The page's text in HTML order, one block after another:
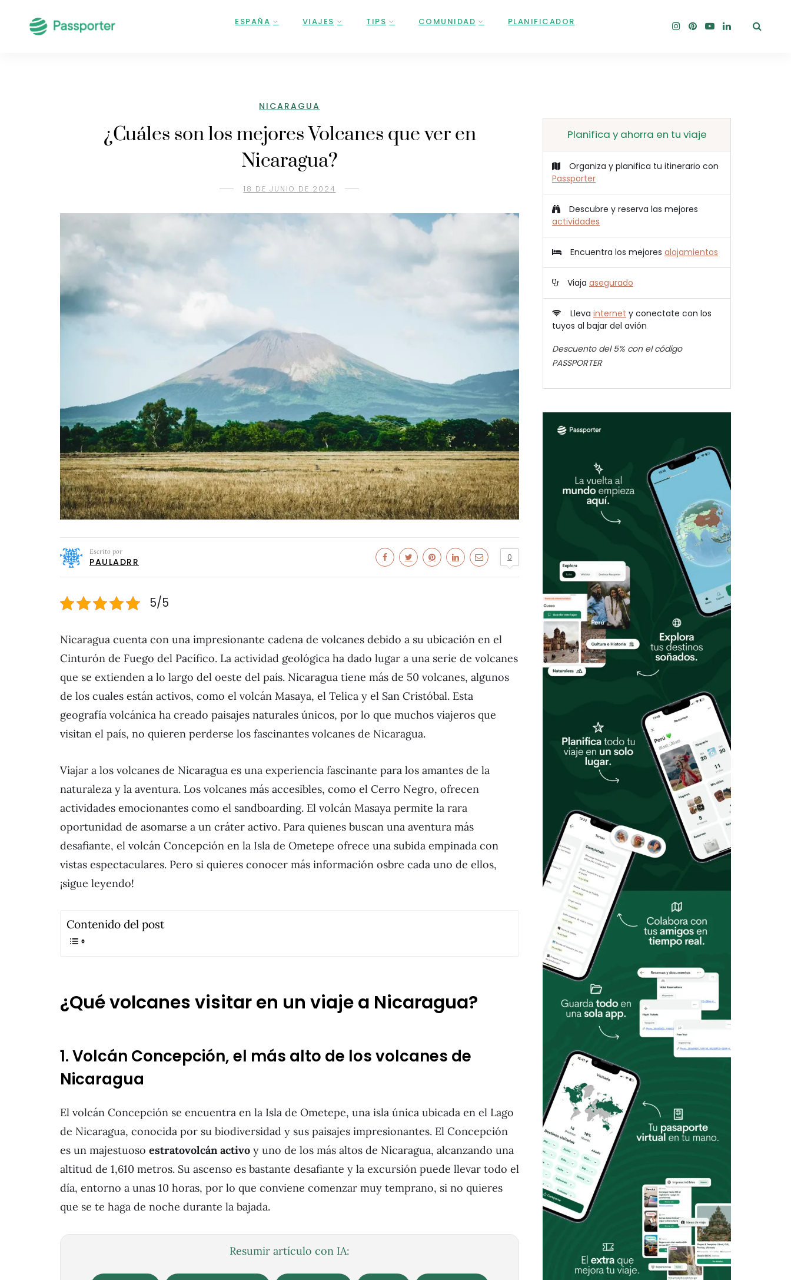
ESPAÑA VIAJES TIPS COMUNIDAD PLANIFICADOR
NICARAGUA
¿Cuáles son los mejores Volcanes que ver en
Nicaragua?
18 DE JUNIO DE 2024
Escrito por
PAULADRR 0
5/5
Nicaragua cuenta con una impresionante cadena de volcanes debido a su ubicación en el
Cinturón de Fuego del Pacífico. La actividad geológica ha dado lugar a una serie de volcanes
que se extienden a lo largo del oeste del país. Nicaragua tiene más de 50 volcanes, algunos
de los cuales están activos, como el volcán Masaya, el Telica y el San Cristóbal. Esta
geografía volcánica ha creado paisajes naturales únicos, por lo que muchos viajeros que
visitan el país, no quieren perderse los fascinantes volcanes de Nicaragua.
Viajar a los volcanes de Nicaragua es una experiencia fascinante para los amantes de la
naturaleza y la aventura. Los volcanes más accesibles, como el Cerro Negro, ofrecen
actividades emocionantes como el sandboarding. El volcán Masaya permite la rara
oportunidad de asomarse a un cráter activo. Para quienes buscan una aventura más
desafiante, el volcán Concepción en la Isla de Ometepe ofrece una subida empinada con
vistas espectaculares. Pero si quieres conocer más información osbre cada uno de ellos,
¡sigue leyendo!
Contenido del post
¿Qué volcanes visitar en un viaje a Nicaragua?
1. Volcán Concepción, el más alto de los volcanes de
Nicaragua
El volcán Concepción se encuentra en la Isla de Ometepe, una isla única ubicada en el Lago
de Nicaragua, conocida por su biodiversidad y sus paisajes impresionantes. El Concepción
es un majestuoso estratovolcán activo y uno de los más altos de Nicaragua, alcanzando una
altitud de 1,610 metros. Su ascenso es bastante desafiante y la excursión puede llevar todo el
día, entorno a unas 10 horas, por lo que conviene comenzar muy temprano, si no quieres
que se te haga de noche durante la bajada.
Resumir artículo con IA:
Planifica y ahorra en tu viaje
Organiza y planifica tu itinerario con
Passporter
Descubre y reserva las mejores
actividades
Encuentra los mejores alojamientos
Viaja asegurado
Lleva internet y conectate con los
tuyos al bajar del avión
Descuento del 5% con el código
PASSPORTER